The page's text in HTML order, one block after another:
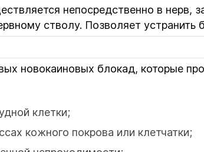
непосредственно в нерв,
стволу. Позволяет
новокаиновых блокад, которые
клетки;
кожного покрова или клетчатки;